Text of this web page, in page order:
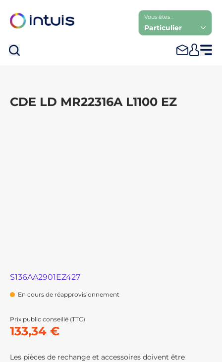
Vous êtes :
Particulier
CDE LD MR22316A L1100 EZ
S136AA2901EZ427
En cours de réapprovisionnement
Prix public conseillé (TTC)
133,34 €
Les pièces de rechange et accessoires doivent être